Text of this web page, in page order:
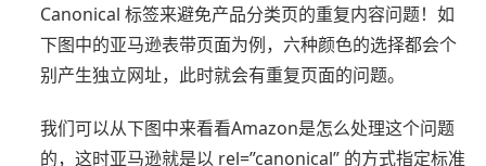
Canonical 标签来避免产品分类页的重复内容问题！如
下图中的亚马逊表带页面为例，六种颜色的选择都会个
别产生独立网址，此时就会有重复页面的问题。
我们可以从下图中来看看Amazon是怎么处理这个问题
的，这时亚马逊就是以 rel=”canonical” 的方式指定标准